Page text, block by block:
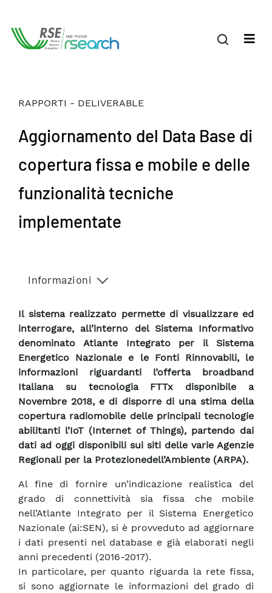
RAPPORTI - DELIVERABLE
Aggiornamento del Data Base di
copertura fissa e mobile e delle
funzionalità tecniche
implementate
Informazioni
Il sistema realizzato permette di visualizzare ed
interrogare, all’interno del Sistema Informativo
denominato Atlante Integrato per il Sistema
Energetico Nazionale e le Fonti Rinnovabili, le
informazioni riguardanti l’offerta broadband
Italiana su tecnologia FTTx disponibile a
Novembre 2018, e di disporre di una stima della
copertura radiomobile delle principali tecnologie
abilitanti l’IoT (Internet of Things), partendo dai
dati ad oggi disponibili sui siti delle varie Agenzie
Regionali per la Protezionedell’Ambiente (ARPA).
Al fine di fornire un’indicazione realistica del
grado di connettività sia fissa che mobile
nell’Atlante Integrato per il Sistema Energetico
Nazionale (ai:SEN), si è provveduto ad aggiornare
i dati presenti nel database e già elaborati negli
anni precedenti (2016-2017).
In particolare, per quanto riguarda la rete fissa,
si sono aggiornate le informazioni del grado di